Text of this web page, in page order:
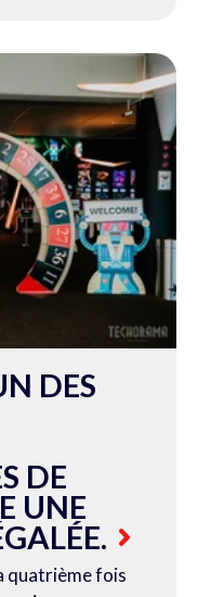
DES
DE
UNE
quatrième fois